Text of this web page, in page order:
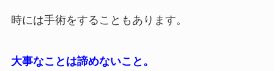
時には手術をすることもあります。
大事なことは諦めないこと。